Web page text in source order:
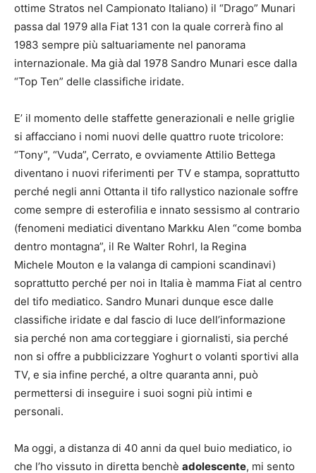
ottime Stratos nel Campionato Italiano) il “Drago” Munari
passa dal 1979 alla Fiat 131 con la quale correrà fino al
1983 sempre più saltuariamente nel panorama
internazionale. Ma già dal 1978 Sandro Munari esce dalla
“Top Ten” delle classifiche iridate.
E’ il momento delle staffette generazionali e nelle griglie
si affacciano i nomi nuovi delle quattro ruote tricolore:
“Tony”, “Vuda”, Cerrato, e ovviamente Attilio Bettega
diventano i nuovi riferimenti per TV e stampa, soprattutto
perché negli anni Ottanta il tifo rallystico nazionale soffre
come sempre di esterofilia e innato sessismo al contrario
(fenomeni mediatici diventano Markku Alen “come bomba
dentro montagna”, il Re Walter Rohrl, la Regina
Michele Mouton e la valanga di campioni scandinavi)
soprattutto perché per noi in Italia è mamma Fiat al centro
del tifo mediatico. Sandro Munari dunque esce dalle
classifiche iridate e dal fascio di luce dell’informazione
sia perché non ama corteggiare i giornalisti, sia perché
non si offre a pubblicizzare Yoghurt o volanti sportivi alla
TV, e sia infine perché, a oltre quaranta anni, può
permettersi di inseguire i suoi sogni più intimi e
personali.
Ma oggi, a distanza di 40 anni da quel buio mediatico, io
che l’ho vissuto in diretta benchè adolescente, mi sento